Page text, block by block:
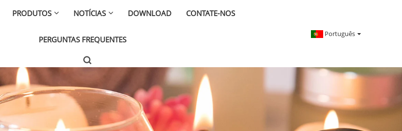
PRODUTOS NOTÍCIAS DOWNLOAD CONTATE-NOS
PERGUNTAS FREQUENTES
Português